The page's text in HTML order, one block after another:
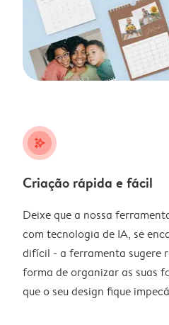
stars_plus
Criação rápida e fácil
Deixe que a nossa
com tecnologia de IA, se
difícil - a ferramenta sugere
forma de organizar as suas
que o seu design fique